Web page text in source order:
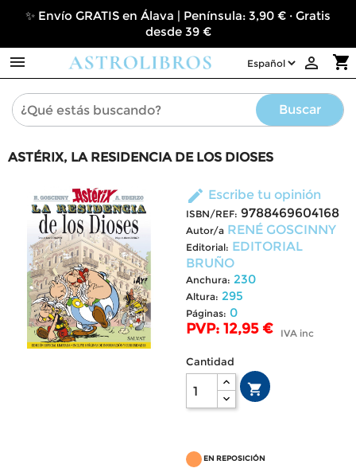
✨ Envío GRATIS en Álava | Península: 3,90 € · Gratis
desde 39 €
 shopping_cart

Buscar
ASTÉRIX, LA RESIDENCIA DE LOS DIOSES
edit Escribe tu opinión
ISBN/REF: 9788469604168
Autor/a RENÉ GOSCINNY
Editorial: EDITORIAL
BRUÑO
Anchura: 230
Altura: 295
Páginas: 0
PVP: 12,95 € IVA inc
Cantidad

EN REPOSICIÓN